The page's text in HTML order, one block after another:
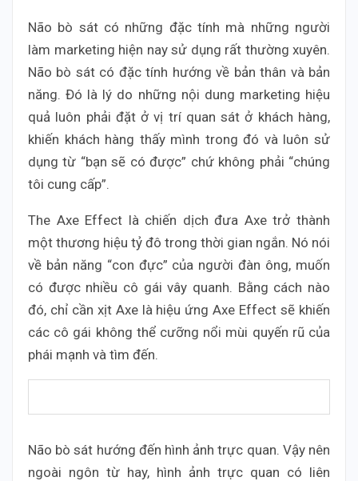
Não bò sát có những đặc tính mà những người
làm marketing hiện nay sử dụng rất thường xuyên.
Não bò sát có đặc tính hướng về bản thân và bản
năng. Đó là lý do những nội dung marketing hiệu
quả luôn phải đặt ở vị trí quan sát ở khách hàng,
khiến khách hàng thấy mình trong đó và luôn sử
dụng từ “bạn sẽ có được” chứ không phải “chúng
tôi cung cấp”.
The Axe Effect là chiến dịch đưa Axe trở thành
một thương hiệu tỷ đô trong thời gian ngắn. Nó nói
về bản năng “con đực” của người đàn ông, muốn
có được nhiều cô gái vây quanh. Bằng cách nào
đó, chỉ cần xịt Axe là hiệu ứng Axe Effect sẽ khiến
các cô gái không thể cưỡng nổi mùi quyến rũ của
phái mạnh và tìm đến.
Não bò sát hướng đến hình ảnh trực quan. Vậy nên
ngoài ngôn từ hay, hình ảnh trực quan có liên